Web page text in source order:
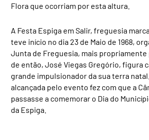
Flora que ocorriam por esta altura.
A Festa Espiga em Salir, freguesia
teve início no dia 23 de Maio de 1968,
Junta de Freguesia, mais
de então, José Viegas Gregório, figura
grande impulsionador da sua terra
alcançada pelo evento fez com que a
passasse a comemorar o Dia do
da Espiga.